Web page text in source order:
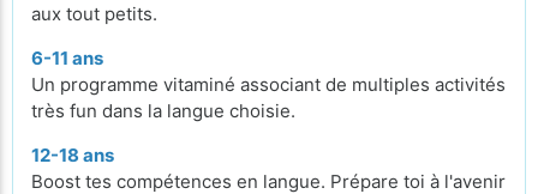
aux tout petits.
6-11 ans
Un programme vitaminé associant de multiples activités
très fun dans la langue choisie.
12-18 ans
Boost tes compétences en langue. Prépare toi à l'avenir